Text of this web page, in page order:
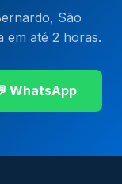
São
em até 2 horas.
WhatsApp